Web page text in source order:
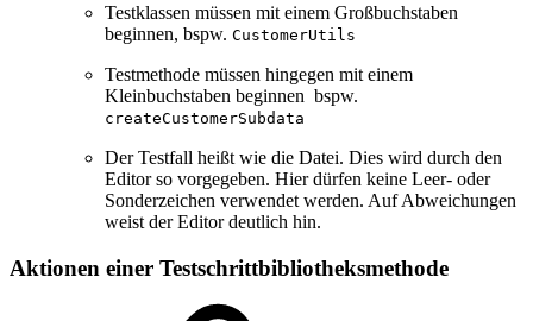
Testklassen müssen mit einem Großbuchstaben
beginnen, bspw. CustomerUtils
Testmethode müssen hingegen mit einem
Kleinbuchstaben beginnen bspw.
createCustomerSubdata
Der Testfall heißt wie die Datei. Dies wird durch den
Editor so vorgegeben. Hier dürfen keine Leer- oder
Sonderzeichen verwendet werden. Auf Abweichungen
weist der Editor deutlich hin.
Aktionen einer Testschrittbibliotheksmethode